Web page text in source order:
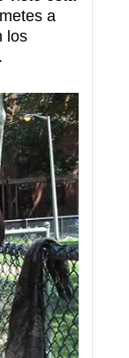
a
los